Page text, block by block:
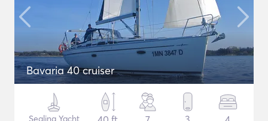
Bavaria 40 cruiser
Segling Yacht